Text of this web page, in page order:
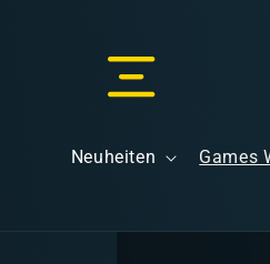
Neuheiten Games